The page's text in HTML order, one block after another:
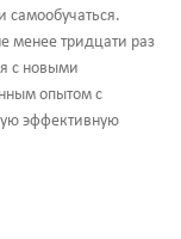
самообучаться.
менее тридцати раз
с новыми
опытом с
эффективную